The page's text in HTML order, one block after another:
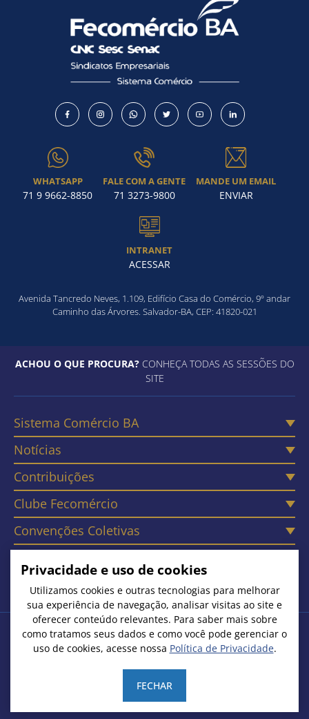
WHATSAPP
71 9 9662-8850
FALE COM A GENTE
71 3273-9800
MANDE UM EMAIL
ENVIAR
INTRANET
ACESSAR
Avenida Tancredo Neves, 1.109, Edifício Casa do Comércio, 9º andar
Caminho das Árvores. Salvador-BA, CEP: 41820-021
ACHOU O QUE PROCURA?CONHEÇA TODAS AS SESSÕES DO
SITE
Sistema Comércio BA
Notícias
Contribuições
Clube Fecomércio
Convenções Coletivas
Contato
Copyright © 2026. Todos os Direitos Reservados
Federação do Comércio de Bens, Serviços e Turismo do Estado
Privacidade e uso de cookies
Utilizamos cookies e outras tecnologias para melhorar
sua experiência de navegação, analisar visitas ao site e
oferecer conteúdo relevantes. Para saber mais sobre
como tratamos seus dados e como você pode gerenciar o
uso de cookies, acesse nossa Política de Privacidade.
FECHAR